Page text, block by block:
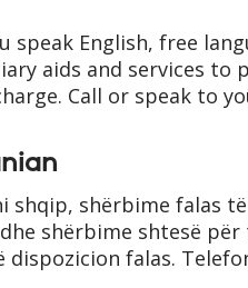
speak English, free
aids and services to
Call or speak to
shqip, shërbime falas
shërbime shtesë
dispozicion falas.